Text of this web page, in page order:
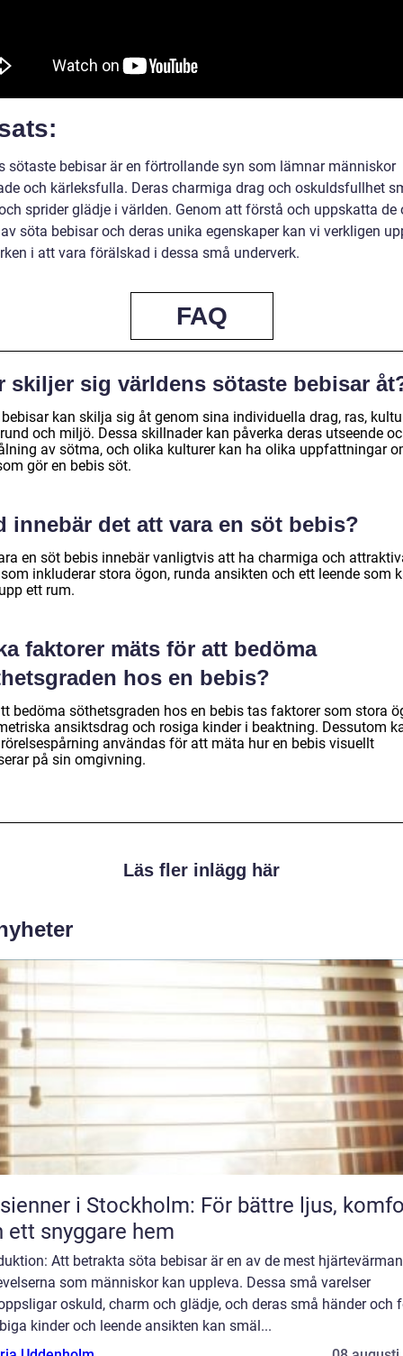
sötaste bebisar är en förtrollande syn som lämnar människor
och kärleksfulla. Deras charmiga drag och oskuldsfullhet
sprider glädje i världen. Genom att förstå och uppskatta de
söta bebisar och deras unika egenskaper kan vi verkligen
i att vara förälskad i dessa små underverk.
FAQ
skiljer sig världens sötaste bebisar
kan skilja sig åt genom sina individuella drag, ras,
och miljö. Dessa skillnader kan påverka deras utseende
av sötma, och olika kulturer kan ha olika uppfattningar
gör en bebis söt.
innebär det att vara en söt bebis?
en söt bebis innebär vanligtvis att ha charmiga och
inkluderar stora ögon, runda ansikten och ett leende som
ett rum.
faktorer mäts för att bedöma
hos en bebis?
bedöma söthetsgraden hos en bebis tas faktorer som stora
ansiktsdrag och rosiga kinder i beaktning. Dessutom
användas för att mäta hur en bebis visuellt
på sin omgivning.
Läs fler inlägg här
i Stockholm: För bättre ljus,
ett snyggare hem
Att betrakta söta bebisar är en av de mest
som människor kan uppleva. Dessa små varelser
oskuld, charm och glädje, och deras små händer och
kinder och leende ansikten kan smäl...